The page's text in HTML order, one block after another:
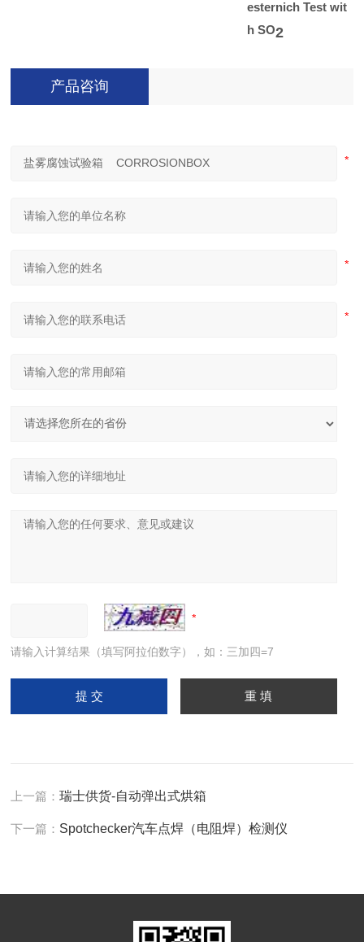
esternich Test wit
h SO2
产品咨询
请输入计算结果（填写阿拉伯数字），如：三加四=7
上一篇：瑞士供货-自动弹出式烘箱
下一篇： Spotchecker汽车点焊（电阻焊）检测仪